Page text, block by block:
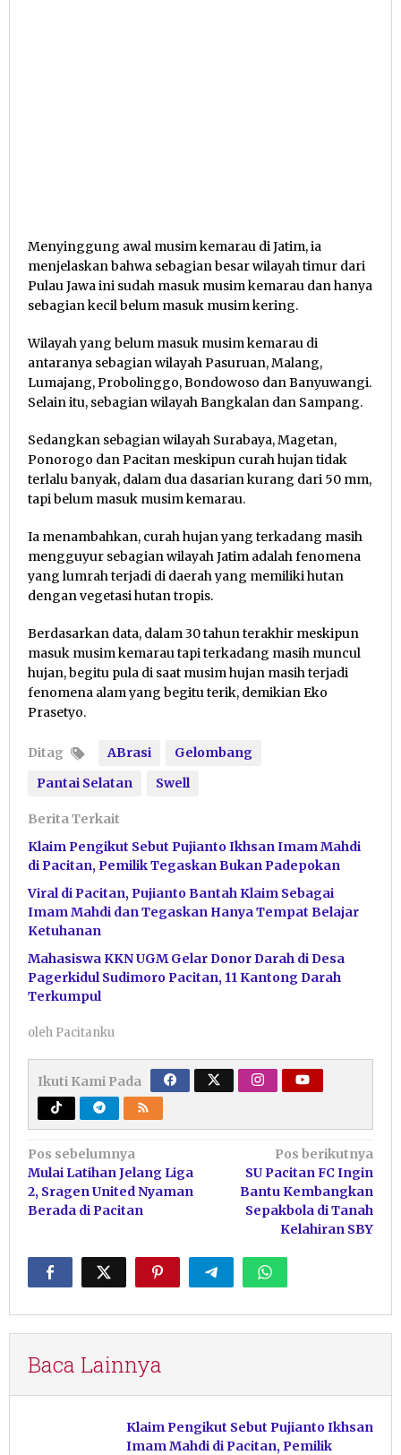
Menyinggung awal musim kemarau di Jatim, ia
menjelaskan bahwa sebagian besar wilayah timur dari
Pulau Jawa ini sudah masuk musim kemarau dan hanya
sebagian kecil belum masuk musim kering.
Wilayah yang belum masuk musim kemarau di
antaranya sebagian wilayah Pasuruan, Malang,
Lumajang, Probolinggo, Bondowoso dan Banyuwangi.
Selain itu, sebagian wilayah Bangkalan dan Sampang.
Sedangkan sebagian wilayah Surabaya, Magetan,
Ponorogo dan Pacitan meskipun curah hujan tidak
terlalu banyak, dalam dua dasarian kurang dari 50 mm,
tapi belum masuk musim kemarau.
Ia menambahkan, curah hujan yang terkadang masih
mengguyur sebagian wilayah Jatim adalah fenomena
yang lumrah terjadi di daerah yang memiliki hutan
dengan vegetasi hutan tropis.
Berdasarkan data, dalam 30 tahun terakhir meskipun
masuk musim kemarau tapi terkadang masih muncul
hujan, begitu pula di saat musim hujan masih terjadi
fenomena alam yang begitu terik, demikian Eko
Prasetyo.
Ditag ABrasi
Gelombang
Pantai Selatan
Swell
Berita Terkait
Klaim Pengikut Sebut Pujianto Ikhsan Imam Mahdi
di Pacitan, Pemilik Tegaskan Bukan Padepokan
Viral di Pacitan, Pujianto Bantah Klaim Sebagai
Imam Mahdi dan Tegaskan Hanya Tempat Belajar
Ketuhanan
Mahasiswa KKN UGM Gelar Donor Darah di Desa
Pagerkidul Sudimoro Pacitan, 11 Kantong Darah
Terkumpul
oleh Pacitanku
Ikuti Kami Pada
Navigasi
pos
Pos sebelumnya
Mulai Latihan Jelang Liga
2, Sragen United Nyaman
Berada di Pacitan
Pos berikutnya
SU Pacitan FC Ingin
Bantu Kembangkan
Sepakbola di Tanah
Kelahiran SBY
Baca Lainnya
Klaim Pengikut Sebut Pujianto Ikhsan
Imam Mahdi di Pacitan, Pemilik